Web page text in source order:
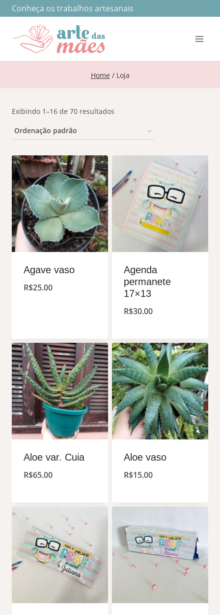
Pular
Conteúdo
Conheça os trabalhos artesanais
Home / Loja
Exibindo 1–16 de 70 resultados
Agave vaso
R$25.00
Agenda
permanete
17×13
R$30.00
Aloe var. Cuia
R$65.00
Aloe vaso
R$15.00